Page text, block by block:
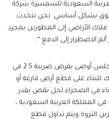
السعودية للسمسرة شركة
بشكل أساسي. نحن نتحدث
الأراضي إلى المطورين بمجرد
الاضطرار إلى الدفع “.
وذكرت وسائل الإعلام المحلية أن المجلس أوصى بفرض ضريبة 2.5 في
للبناء على قطع أرض فارغة أو
في الصحراء لحل نقص يقدر
في المملكة العربية السعودية ،
الثروة ويتم تداول قطع